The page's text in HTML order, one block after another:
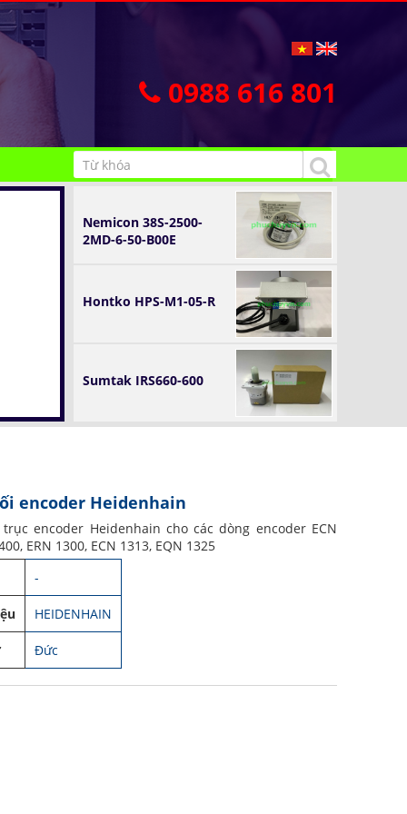
0988 616 801
Nemicon 38S-2500-
2MD-6-50-B00E
Hontko HPS-M1-05-R
Sumtak IRS660-600
encoder Heidenhain
encoder Heidenhain cho các dòng encoder ECN
ERN 1300, ECN 1313, EQN 1325
-
HEIDENHAIN
Đức